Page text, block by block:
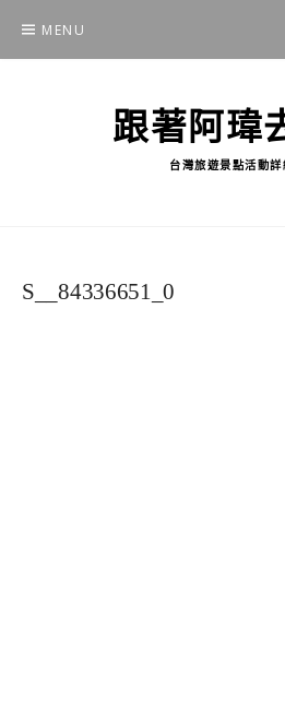
content
MENU
跟著阿瑋
台灣旅遊景點活動詳
S__84336651_0